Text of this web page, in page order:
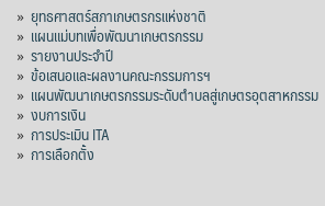
สภาเกษตรกรแห่งชาติ
2 days ago
คณะรัฐมนตรี อนุมัติโครงการอ่างเก็บน้ำ
คลองวังโตนด วงเงิน 7,200 ล้านบาท สะท้อน
ผลสำเร็จการผลักดันข้อเสนอเชิงนโยบายของ
» ยุทธศาสตร์สภาเกษตรกรแห่งชาติ
» แผนแม่บทเพื่อพัฒนาเกษตรกรรม
» รายงานประจำปี
» ข้อเสนอและผลงานคณะกรรมการฯ
» แผนพัฒนาเกษตรกรรมระดับตำบลสู่เกษตรอุตสาหกรรม
» งบการเงิน
» การประเมิน ITA
» การเลือกตั้ง